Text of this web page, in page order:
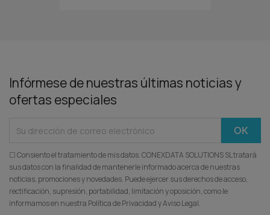
Infórmese de nuestras últimas noticias y
ofertas especiales
☐ Consiento el tratamiento de mis datos. CONEXDATA SOLUTIONS SL tratará
sus datos con la finalidad de mantenerle informado acerca de nuestras
noticias, promociones y novedades. Puede ejercer sus derechos de acceso,
rectificación, supresión, portabilidad, limitación y oposición, como le
informamos en nuestra Política de Privacidad y Aviso Legal.